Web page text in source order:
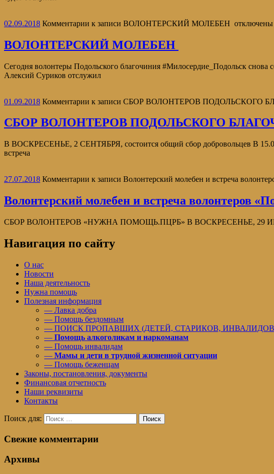
02.09.2018 Комментарии к записи ВОЛОНТЕРСКИЙ МОЛЕБЕН отключены
ВОЛОНТЕРСКИЙ МОЛЕБЕН
Сегодня волонтеры Подольского благочиния #Милосердие_Подольск
Алексий Суриков отслужил
01.09.2018 Комментарии к записи СБОР ВОЛОНТЕРОВ
СБОР ВОЛОНТЕРОВ ПОДОЛЬСКОГО
В ВОСКРЕСЕНЬЕ, 2 СЕНТЯБРЯ, состоится общий сбор добровольцев В 15.00
встреча
27.07.2018 Комментарии к записи Волонтерский молебен и встреча
Волонтерский молебен и встреча волонтеров
СБОР ВОЛОНТЕРОВ «НУЖНА ПОМОЩЬ.ПЦРБ» В ВОСКРЕСЕНЬЕ, 29 ИЮЛЯ,
Навигация по сайту
О нас
Новости
Наша деятельность
Нужна помощь
Полезная информация
— Лавка добра
— Помощь бездомным
— ПОИСК ПРОПАВШИХ (ДЕТЕЙ, СТАРИКОВ,
— Помощь алкоголикам и наркоманам
— Помощь инвалидам
— Мамы и дети в трудной жизненной ситуации
— Помощь беженцам
Законы, постановления, документы
Финансовая отчетность
Наши реквизиты
Контакты
Поиск для: Поиск
Свежие комментарии
Архивы